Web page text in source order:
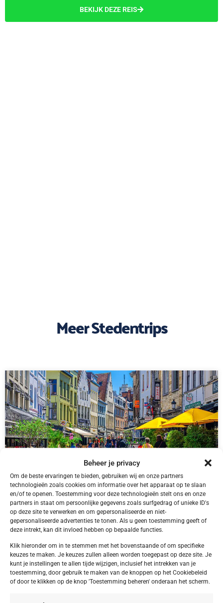
Beheer je privacy
Om de beste ervaringen te bieden, gebruiken wij en onze partners
technologieën zoals cookies om informatie over het apparaat op te slaan
en/of te openen. Toestemming voor deze technologieën stelt ons en onze
partners in staat om persoonlijke gegevens zoals surfgedrag of unieke ID's
op deze site te verwerken en om gepersonaliseerde en niet-
gepersonaliseerde advertenties te tonen. Als u geen toestemming geeft of
deze intrekt, kan dit invloed hebben op bepaalde functies.
Klik hieronder om in te stemmen met het bovenstaande of om specifieke
keuzes te maken. Je keuzes zullen alleen worden toegepast op deze site. Je
kunt je instellingen te allen tijde wijzigen, inclusief het intrekken van je
toestemming, door gebruik te maken van de knoppen op het Cookiebeleid
of door te klikken op de knop 'Toestemming beheren' onderaan het scherm.
BEKIJK DEZE REIS
Meer Stedentrips
België, Antwerpen
Antwerpen Antwerpen Tulip Inn Antwerpen
€ 40,00